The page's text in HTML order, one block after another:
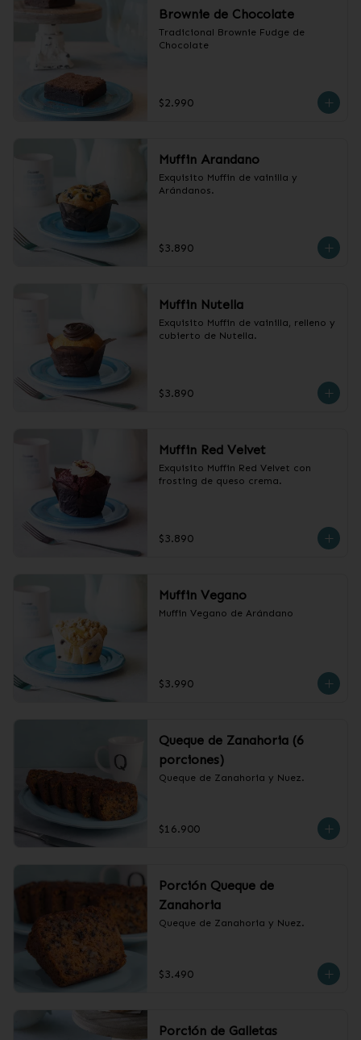
Brownie de Chocolate
Tradicional Brownie Fudge de
Chocolate
$2.990
Muffin Arandano
Exquisito Muffin de vainilla y
Arándanos.
$3.890
Muffin Nutella
Exquisito Muffin de vainilla, relleno y
cubierto de Nutella.
$3.890
Muffin Red Velvet
Exquisito Muffin Red Velvet con
frosting de queso crema.
$3.890
Muffin Vegano
Muffin Vegano de Arándano
$3.990
Queque de Zanahoria (6
porciones)
Queque de Zanahoria y Nuez.
$16.900
Porción Queque de
Zanahoria
Queque de Zanahoria y Nuez.
$3.490
Porción de Galletas